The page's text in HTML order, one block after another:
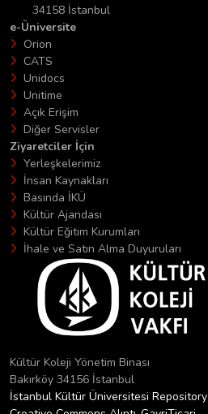
34158 İstanbul
e-Üniversite
Orion
CATS
Unidocs
Unitime
Açık Erişim
Diğer Servisler
Ziyaretciler İçin
Yerleşkelerimiz
İnsan Kaynakları
Basında İKÜ
Kültür Ajandası
Kültür Eğitim Kurumları
İhale ve Satın Alma Duyuruları
Kültür Koleji Yönetim Binası
Bakırköy 34156 İstanbul
İstanbul Kültür Üniversitesi Repository